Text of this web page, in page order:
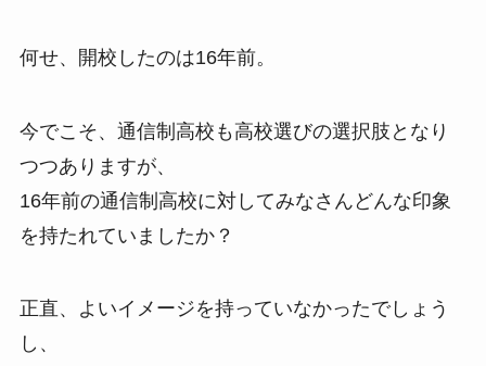
何せ、開校したのは16年前。
今でこそ、通信制高校も高校選びの選択肢となり
つつありますが、
16年前の通信制高校に対してみなさんどんな印象
を持たれていましたか？
正直、よいイメージを持っていなかったでしょう
し、